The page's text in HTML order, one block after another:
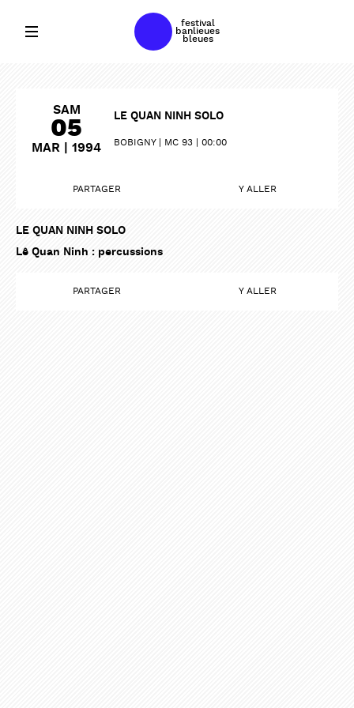
festival
banlieues
bleues
SAM
05
MAR | 1994
LE QUAN NINH SOLO
BOBIGNY MC 93 00:00
PARTAGER Y ALLER
LE QUAN NINH SOLO
Lê Quan Ninh : percussions
PARTAGER Y ALLER